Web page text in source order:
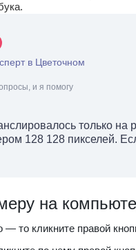
в Цветочном
и я помогу
только на
128 128 пикселей.
на
— то кликните правой